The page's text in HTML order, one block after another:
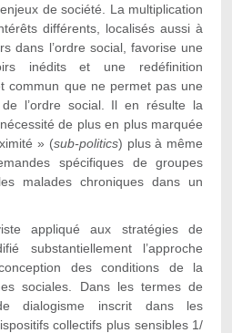
de société. La multiplication
différents, localisés aussi à
dans l’ordre social, favorise une
inédits et une redéfinition
commun que ne permet pas une
l’ordre social. Il en résulte la
de plus en plus marquée
» (sub-politics) plus à même
spécifiques de groupes
malades chroniques dans un
appliqué aux stratégies de
substantiellement l’approche
des conditions de la
sociales. Dans les termes de
dialogisme inscrit dans les
collectifs plus sensibles 1/